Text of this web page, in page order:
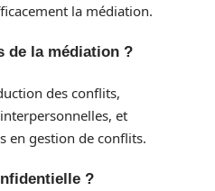
la médiation.
de la médiation ?
des conflits,
et
en gestion de conflits.
?